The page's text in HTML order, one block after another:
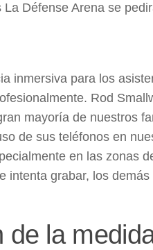
Défense Arena se
inmersiva para los
Rod
mayoría de nuestros
de sus teléfonos en
en las zonas
intenta grabar, los
de la